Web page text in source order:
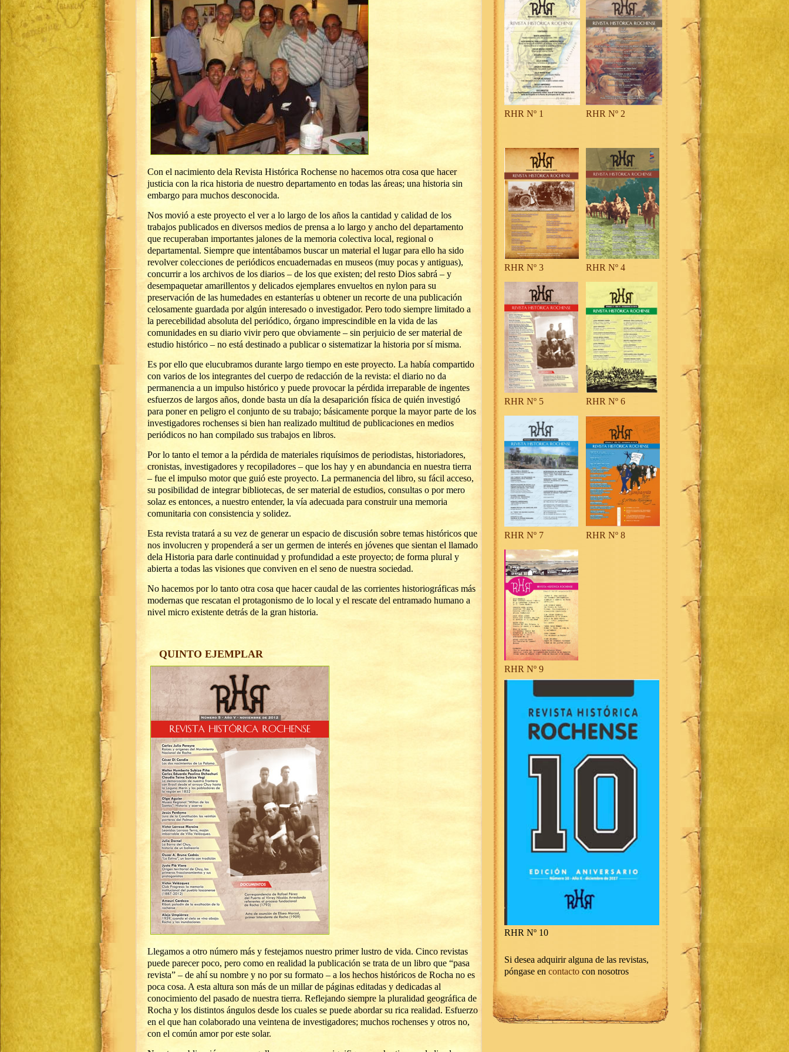
Con el nacimiento dela Revista Histórica Rochense no hacemos otra cosa que hacer
justicia con la rica historia de nuestro departamento en todas las áreas; una historia sin
embargo para muchos desconocida.
Nos movió a este proyecto el ver a lo largo de los años la cantidad y calidad de los
trabajos publicados en diversos medios de prensa a lo largo y ancho del departamento
que recuperaban importantes jalones de la memoria colectiva local, regional o
departamental. Siempre que intentábamos buscar un material el lugar para ello ha sido
revolver colecciones de periódicos encuadernadas en museos (muy pocas y antiguas),
concurrir a los archivos de los diarios – de los que existen; del resto Dios sabrá – y
desempaquetar amarillentos y delicados ejemplares envueltos en nylon para su
preservación de las humedades en estanterías u obtener un recorte de una publicación
celosamente guardada por algún interesado o investigador. Pero todo siempre limitado a
la perecebilidad absoluta del periódico, órgano imprescindible en la vida de las
comunidades en su diario vivir pero que obviamente – sin perjuicio de ser material de
estudio histórico – no está destinado a publicar o sistematizar la historia por sí misma.
Es por ello que elucubramos durante largo tiempo en este proyecto. La había compartido
con varios de los integrantes del cuerpo de redacción de la revista: el diario no da
permanencia a un impulso histórico y puede provocar la pérdida irreparable de ingentes
esfuerzos de largos años, donde basta un día la desaparición física de quién investigó
para poner en peligro el conjunto de su trabajo; básicamente porque la mayor parte de los
investigadores rochenses si bien han realizado multitud de publicaciones en medios
periódicos no han compilado sus trabajos en libros.
Por lo tanto el temor a la pérdida de materiales riquísimos de periodistas, historiadores,
cronistas, investigadores y recopiladores – que los hay y en abundancia en nuestra tierra
– fue el impulso motor que guió este proyecto. La permanencia del libro, su fácil acceso,
su posibilidad de integrar bibliotecas, de ser material de estudios, consultas o por mero
solaz es entonces, a nuestro entender, la vía adecuada para construir una memoria
comunitaria con consistencia y solidez.
Esta revista tratará a su vez de generar un espacio de discusión sobre temas históricos que
nos involucren y propenderá a ser un germen de interés en jóvenes que sientan el llamado
dela Historia para darle continuidad y profundidad a este proyecto; de forma plural y
abierta a todas las visiones que conviven en el seno de nuestra sociedad.
No hacemos por lo tanto otra cosa que hacer caudal de las corrientes historiográficas más
modernas que rescatan el protagonismo de lo local y el rescate del entramado humano a
nivel micro existente detrás de la gran historia.
QUINTO EJEMPLAR
Llegamos a otro número más y festejamos nuestro primer lustro de vida. Cinco revistas
puede parecer poco, pero como en realidad la publicación se trata de un libro que “pasa
revista” – de ahí su nombre y no por su formato – a los hechos históricos de Rocha no es
poca cosa. A esta altura son más de un millar de páginas editadas y dedicadas al
conocimiento del pasado de nuestra tierra. Reflejando siempre la pluralidad geográfica de
Rocha y los distintos ángulos desde los cuales se puede abordar su rica realidad. Esfuerzo
en el que han colaborado una veintena de investigadores; muchos rochenses y otros no,
con el común amor por este solar.
RHR Nº 1 RHR Nº 2
RHR Nº 3 RHR Nº 4
RHR Nº 5 RHR Nº 6
RHR Nº 7 RHR Nº 8
RHR Nº 9
RHR Nº 10
Si desea adquirir alguna de las revistas,
póngase en contacto con nosotros